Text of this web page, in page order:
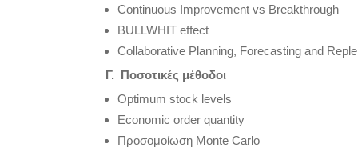
Continuous Improvement vs Breakthrough
BULLWHIT effect
Collaborative Planning, Forecasting and
Γ. Ποσοτικές μέθοδοι
Optimum stock levels
Economic order quantity
Προσομοίωση Μonte Carlo